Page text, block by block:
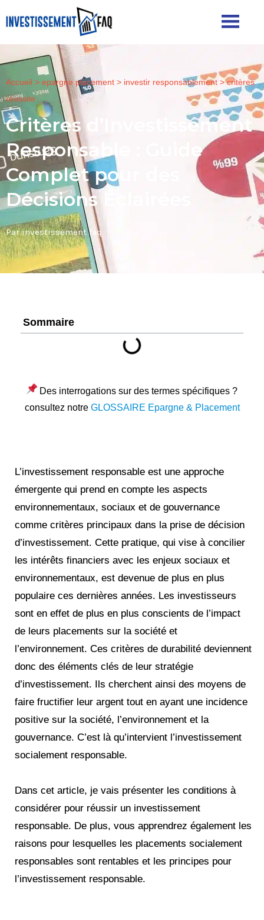
Accueil > epargne placement > investir responsablement >critères
réussite
Critères d’Investissement
Responsable : Guide
Complet pour des
Décisions Éclairées
Par investissement faq
Sommaire
Des interrogations sur des termes spécifiques ?
consultez notre GLOSSAIRE Epargne & Placement
L’investissement responsable est une approche
émergente qui prend en compte les aspects
environnementaux, sociaux et de gouvernance
comme critères principaux dans la prise de décision
d’investissement. Cette pratique, qui vise à concilier
les intérêts financiers avec les enjeux sociaux et
environnementaux, est devenue de plus en plus
populaire ces dernières années. Les investisseurs
sont en effet de plus en plus conscients de l’impact
de leurs placements sur la société et
l’environnement. Ces critères de durabilité deviennent
donc des éléments clés de leur stratégie
d’investissement. Ils cherchent ainsi des moyens de
faire fructifier leur argent tout en ayant une incidence
positive sur la société, l’environnement et la
gouvernance. C’est là qu’intervient l’investissement
socialement responsable.
Dans cet article, je vais présenter les conditions à
considérer pour réussir un investissement
responsable. De plus, vous apprendrez également les
raisons pour lesquelles les placements socialement
responsables sont rentables et les principes pour
l’investissement responsable.